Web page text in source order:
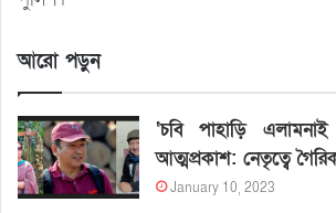
আরো পড়ুন
‘চবি পাহাড়ি
আত্মপ্রকাশ: নেতৃত্বে
January 10, 2023